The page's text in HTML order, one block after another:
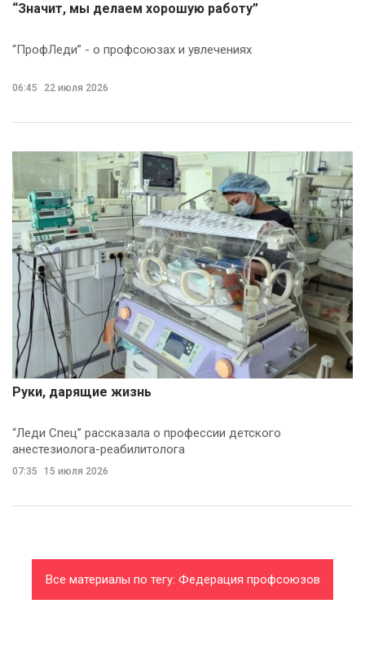
“Значит, мы делаем хорошую работу”
“ПрофЛеди” - о профсоюзах и увлечениях
06:45 22 июля 2026
Руки, дарящие жизнь
“Леди Спец” рассказала о профессии детского
анестезиолога-реабилитолога
07:35 15 июля 2026
Все материалы по тегу: Федерация профсоюзов